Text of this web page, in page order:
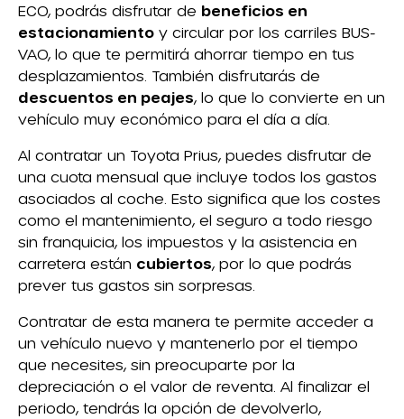
ECO, podrás disfrutar de beneficios en
estacionamiento y circular por los carriles BUS-
VAO, lo que te permitirá ahorrar tiempo en tus
desplazamientos. También disfrutarás de
descuentos en peajes, lo que lo convierte en un
vehículo muy económico para el día a día.
Al contratar un Toyota Prius, puedes disfrutar de
una cuota mensual que incluye todos los gastos
asociados al coche. Esto significa que los costes
como el mantenimiento, el seguro a todo riesgo
sin franquicia, los impuestos y la asistencia en
carretera están cubiertos, por lo que podrás
prever tus gastos sin sorpresas.
Contratar de esta manera te permite acceder a
un vehículo nuevo y mantenerlo por el tiempo
que necesites, sin preocuparte por la
depreciación o el valor de reventa. Al finalizar el
periodo, tendrás la opción de devolverlo,